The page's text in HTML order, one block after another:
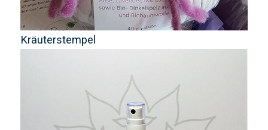
Kräuterstempel